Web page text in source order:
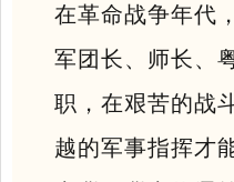
在革命战争年代
军团长、师长、
职，在艰苦的战
越的军事指挥才